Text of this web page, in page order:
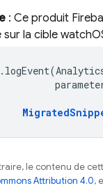
: Ce produit
la cible
. logEvent(
le contenu de
Attribution 4.0,